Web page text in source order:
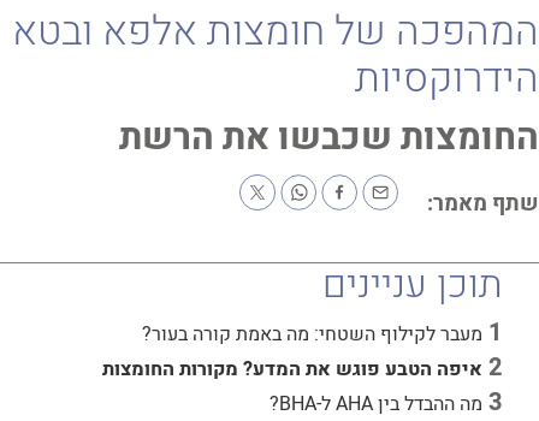
של חומצות אלפא ובטא
שכבשו את הרשת
מאמר:
תוכן עניינים
מעבר לקילוף השטחי: מה באמת קורה בעור?
איפה הטבע פוגש את המדע? מקורות החומצות
מה ההבדל בין AHA ל-BHA?